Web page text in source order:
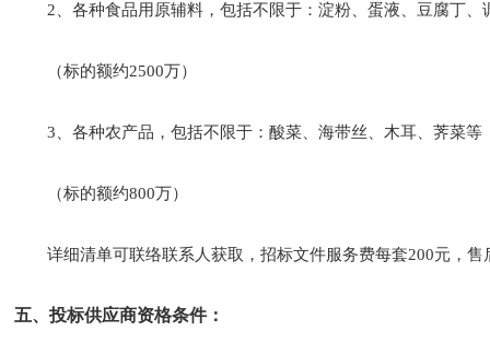
2、各种食品用原辅料，包括不限于：淀粉、蛋液、豆腐丁、
（标的额约2500万）
3、各种农产品，包括不限于：酸菜、海带丝、木耳、荠菜等
（标的额约800万）
详细清单可联络联系人获取，招标文件服务费每套200元，售
五、投标供应商资格条件：